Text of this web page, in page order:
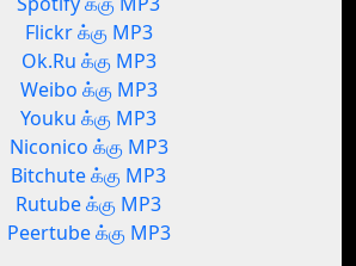
Flickr க்கு MP3
Ok.Ru க்கு MP3
Weibo க்கு MP3
Youku க்கு MP3
Niconico க்கு MP3
Bitchute க்கு MP3
Rutube க்கு MP3
Peertube க்கு MP3